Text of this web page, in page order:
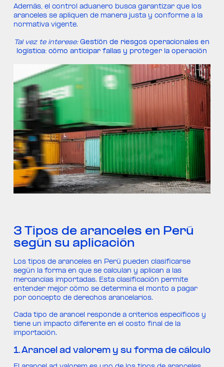
Además, el control aduanero busca garantizar que los
aranceles se apliquen de manera justa y conforme a la
normativa vigente.
Tal vez te interese: Gestión de riesgos operacionales en
logística: cómo anticipar fallas y proteger la operación
3 Tipos de aranceles en Perú
según su aplicación
Los tipos de aranceles en Perú pueden clasificarse
según la forma en que se calculan y aplican a las
mercancías importadas. Esta clasificación permite
entender mejor cómo se determina el monto a pagar
por concepto de derechos arancelarios.
Cada tipo de arancel responde a criterios específicos y
tiene un impacto diferente en el costo final de la
importación.
1. Arancel ad valorem y su forma de cálculo